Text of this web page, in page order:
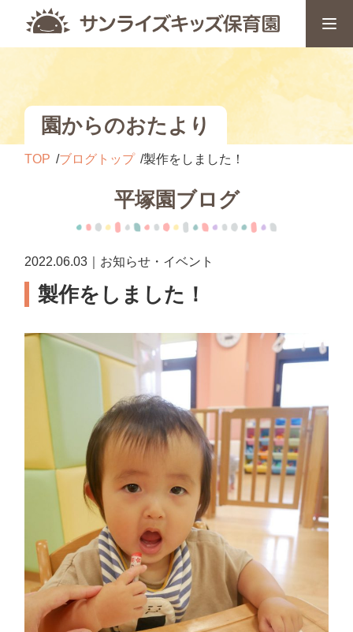
園からのおたより
TOP ブログトップ 製作をしました！
平塚園ブログ
2022.06.03｜お知らせ・イベント
製作をしました！